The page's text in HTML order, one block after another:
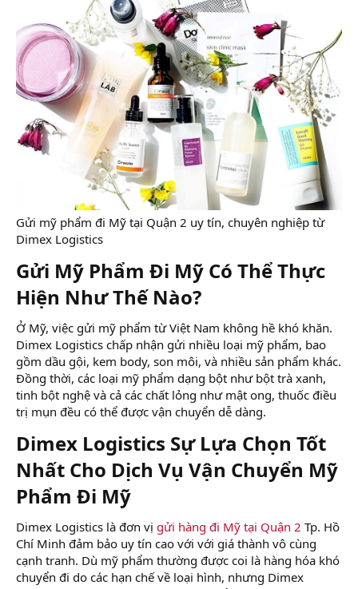
Gửi mỹ phẩm đi Mỹ tại Quận 2 uy tín, chuyên nghiệp từ
Dimex Logistics
Gửi Mỹ Phẩm Đi Mỹ Có Thể Thực
Hiện Như Thế Nào?​
Ở Mỹ, việc gửi mỹ phẩm từ Việt Nam không hề khó khăn.
Dimex Logistics chấp nhận gửi nhiều loại mỹ phẩm, bao
gồm dầu gội, kem body, son môi, và nhiều sản phẩm khác.
Đồng thời, các loại mỹ phẩm dạng bột như bột trà xanh,
tinh bột nghệ và cả các chất lỏng như mật ong, thuốc điều
trị mụn đều có thể được vận chuyển dễ dàng.
Dimex Logistics Sự Lựa Chọn Tốt
Nhất Cho Dịch Vụ Vận Chuyển Mỹ
Phẩm Đi Mỹ​
Dimex Logistics là đơn vị gửi hàng đi Mỹ tại Quận 2 Tp. Hồ
Chí Minh đảm bảo uy tín cao với với giá thành vô cùng
cạnh tranh. Dù mỹ phẩm thường được coi là hàng hóa khó
chuyển đi do các hạn chế về loại hình, nhưng Dimex